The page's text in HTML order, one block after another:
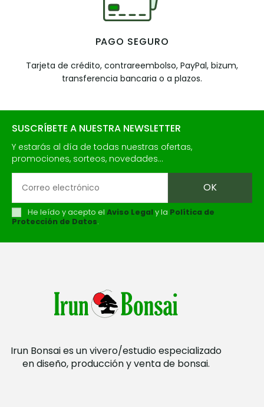
PAGO SEGURO
Tarjeta de crédito, contrareembolso, PayPal, bizum,
transferencia bancaria o a plazos.
SUSCRÍBETE A NUESTRA NEWSLETTER
Y estarás al día de todas nuestras ofertas,
promociones, sorteos, novedades...
He leído y acepto el Aviso Legaly la Política de
Protección de Datos.
Irun Bonsai es un vivero/estudio especializado
en diseño, producción y venta de bonsai.